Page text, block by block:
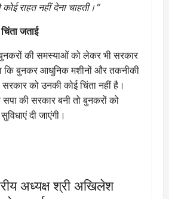
राहत नहीं देना चाहती।”
जताई
की समस्याओं को लेकर भी सरकार
कि बुनकर आधुनिक मशीनों और तकनीकी
को उनकी कोई चिंता नहीं है।
सपा की सरकार बनी तो बुनकरों को
दी जाएंगी।
अध्यक्ष श्री अखिलेश